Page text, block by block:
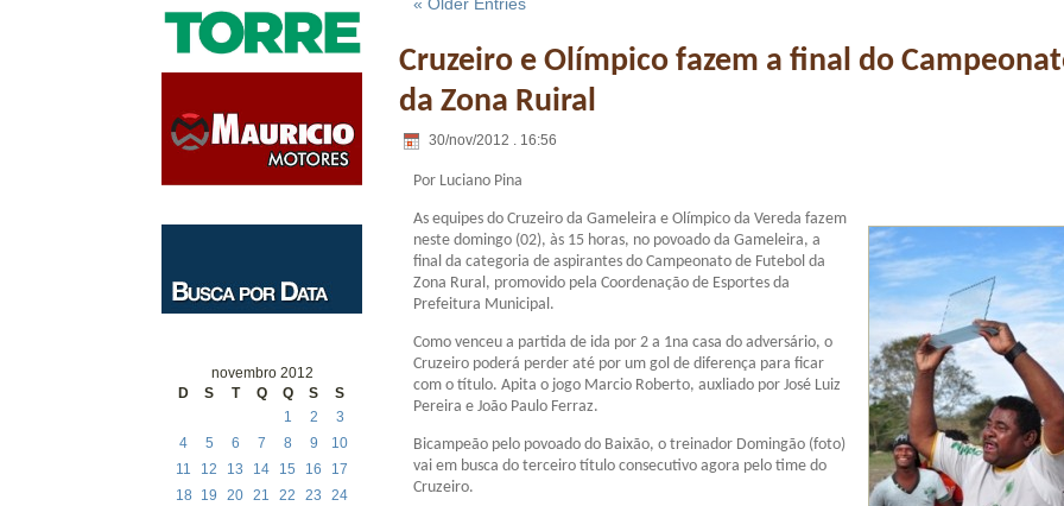
novembro 2012
D
S T Q Q S S
1 2
3
4
5 6 7 8 9
10
11
12 13 14 15 16
17
18
19 20 21 22 23
24
Cruzeiro e Olímpico fazem a final do
da Zona Ruiral
30/nov/2012 . 16:56
Por Luciano Pina
As equipes do Cruzeiro da Gameleira e Olímpico da Vereda fazem
neste domingo (02), às 15 horas, no povoado da Gameleira, a
final da categoria de aspirantes do Campeonato de Futebol da
Zona Rural, promovido pela Coordenação de Esportes da
Prefeitura Municipal.
Como venceu a partida de ida por 2 a 1na casa do adversário, o
Cruzeiro poderá perder até por um gol de diferença para ficar
com o título. Apita o jogo Marcio Roberto, auxliado por José Luiz
Pereira e João Paulo Ferraz.
Bicampeão pelo povoado do Baixão, o treinador Domingão (foto)
vai em busca do terceiro título consecutivo agora pelo time do
Cruzeiro.